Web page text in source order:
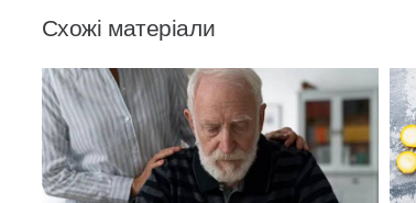
Схожі матеріали